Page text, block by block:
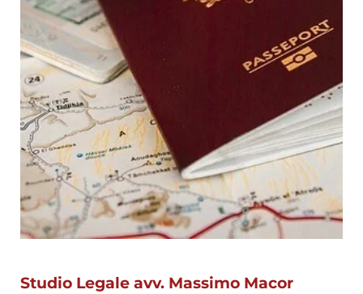
Studio Legale avv. Massimo Macor